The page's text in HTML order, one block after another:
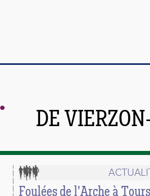
DE
Foulées de l'Arche à